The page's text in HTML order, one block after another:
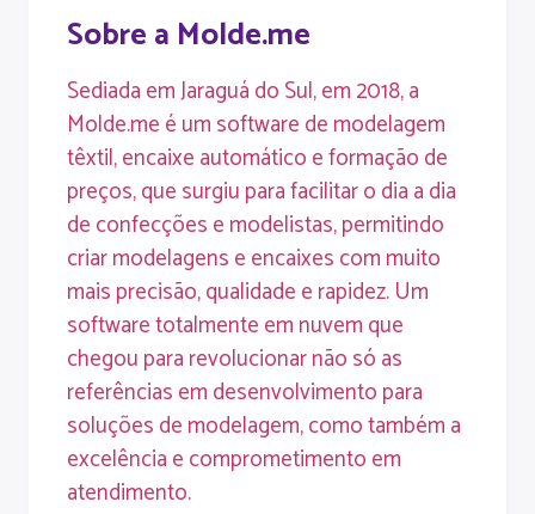
Sobre a Molde.me
Sediada em Jaraguá do Sul, em 2018, a
Molde.me é um software de modelagem
têxtil, encaixe automático e formação de
preços, que surgiu para facilitar o dia a dia
de confecções e modelistas, permitindo
criar modelagens e encaixes com muito
mais precisão, qualidade e rapidez. Um
software totalmente em nuvem que
chegou para revolucionar não só as
referências em desenvolvimento para
soluções de modelagem, como também a
excelência e comprometimento em
atendimento.